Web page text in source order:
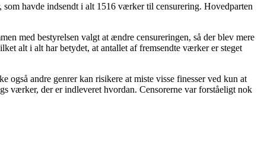
havde indsendt i alt 1516 værker til censurering. Hovedparten
med bestyrelsen valgt at ændre censureringen, så der blev mere
alt i alt har betydet, at antallet af fremsendte værker er steget
også andre genrer kan risikere at miste visse finesser ved kun at
værker, der er indleveret hvordan. Censorerne var forståeligt nok